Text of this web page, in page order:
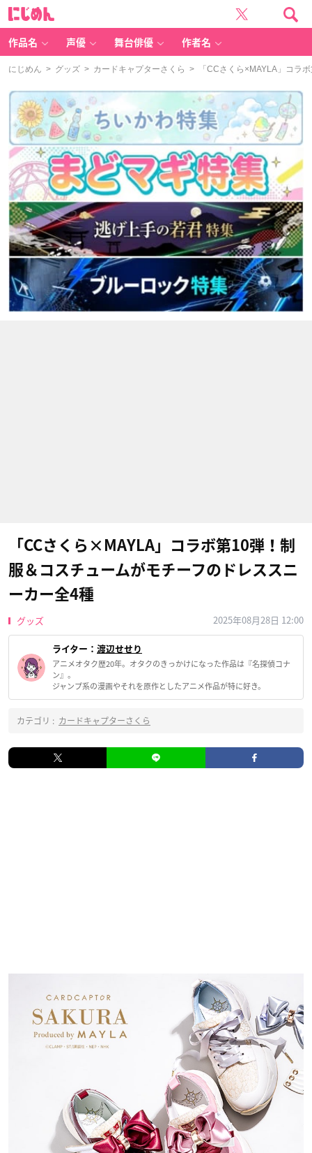
作品名 声優 舞台俳優 作者名
にじめん > グッズ > カードキャプターさくら > 「CCさくら×MAYLA」コラ
「CCさくら×MAYLA」コラボ第10弾！制
服＆コスチュームがモチーフのドレススニ
ーカー全4種
グッズ 2025年08月28日 12:00
ライター： 渡辺せせり
アニメオタク歴20年。オタクのきっかけになった作品は『名探偵コナ
ン』。
ジャンプ系の漫画やそれを原作としたアニメ作品が特に好き。
カテゴリ : カードキャプターさくら